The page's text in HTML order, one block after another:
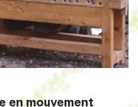
en mouvement